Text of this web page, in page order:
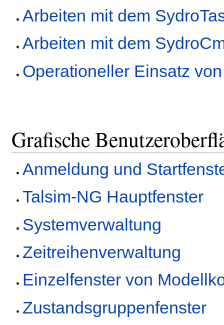
Arbeiten mit dem
Arbeiten mit dem
Operationeller Einsatz
Grafische
Anmeldung und
Talsim-NG Hauptfenster
Systemverwaltung
Zeitreihenverwaltung
Einzelfenster von
Zustandsgruppenfenster